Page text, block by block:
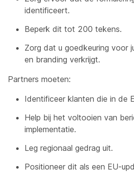
identificeert.
Beperk dit tot 200 tekens.
Zorg dat u goedkeuring voor
en branding verkrijgt.
Partners moeten:
Identificeer klanten die in de
Help bij het voltooien van
implementatie.
Leg regionaal gedrag uit.
Positioneer dit als een EU-